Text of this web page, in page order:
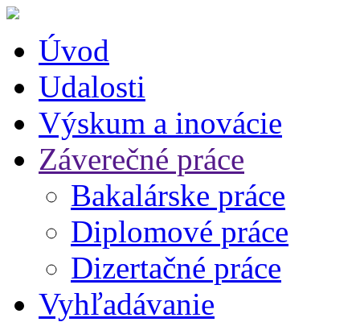
Úvod
Udalosti
Výskum a inovácie
Záverečné práce
Bakalárske práce
Diplomové práce
Dizertačné práce
Vyhľadávanie